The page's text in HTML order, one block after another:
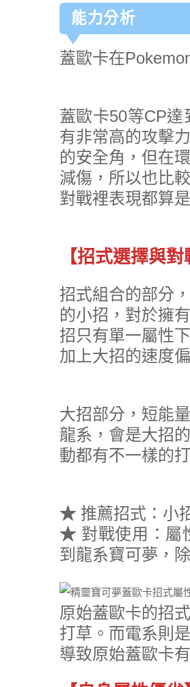
能力分析
蓋歐卡在
蓋歐卡50等CP
有非常高的攻擊
的安全角，但在
減傷，所以也比
對戰裡表現都算
【招式選擇與對
招式組合的部分
的小招，對於擁
招只有單一屬性
加上大招的速度
大招部分，短能
龍系，會是大招
動都有不一樣的
★ 推薦招式：小
★ 對戰使用：屬
到龍系寶可夢，
原始蓋歐卡的招
打草。而電系則
導致原始蓋歐卡